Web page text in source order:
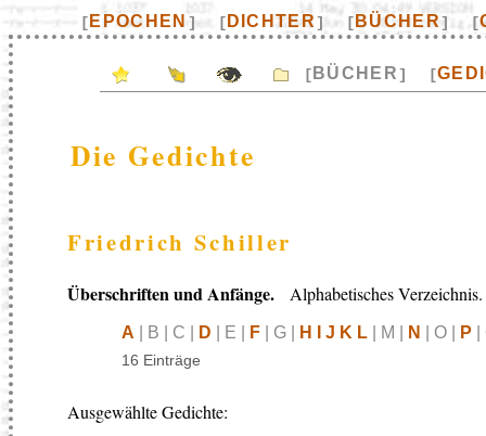
[ EPOCHEN ] [ DICHTER] [ BÜCHER] [
[ BÜCHER] [
Die Gedichte
Friedrich Schiller
Überschriften und Anfänge. Alphabetisches Verzeichnis.
A | B | C | D | E | F | G | H I J K L | M | N | O | P
16 Einträge
Ausgewählte Gedichte: